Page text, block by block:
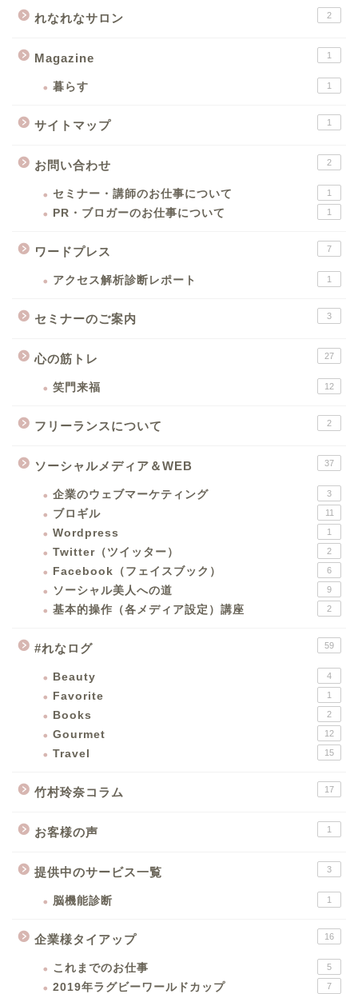
れなれなサロン 2
Magazine 1
暮らす 1
サイトマップ 1
お問い合わせ 2
セミナー・講師のお仕事について 1
PR・ブロガーのお仕事について 1
ワードプレス 7
アクセス解析診断レポート 1
セミナーのご案内 3
心の筋トレ 27
笑門来福 12
フリーランスについて 2
ソーシャルメディア＆WEB 37
企業のウェブマーケティング 3
ブロギル 11
Wordpress 1
Twitter（ツイッター） 2
Facebook（フェイスブック） 6
ソーシャル美人への道 9
基本的操作（各メディア設定）講座 2
#れなログ 59
Beauty 4
Favorite 1
Books 2
Gourmet 12
Travel 15
竹村玲奈コラム 17
お客様の声 1
提供中のサービス一覧 3
脳機能診断 1
企業様タイアップ 16
これまでのお仕事 5
2019年ラグビーワールドカップ 7